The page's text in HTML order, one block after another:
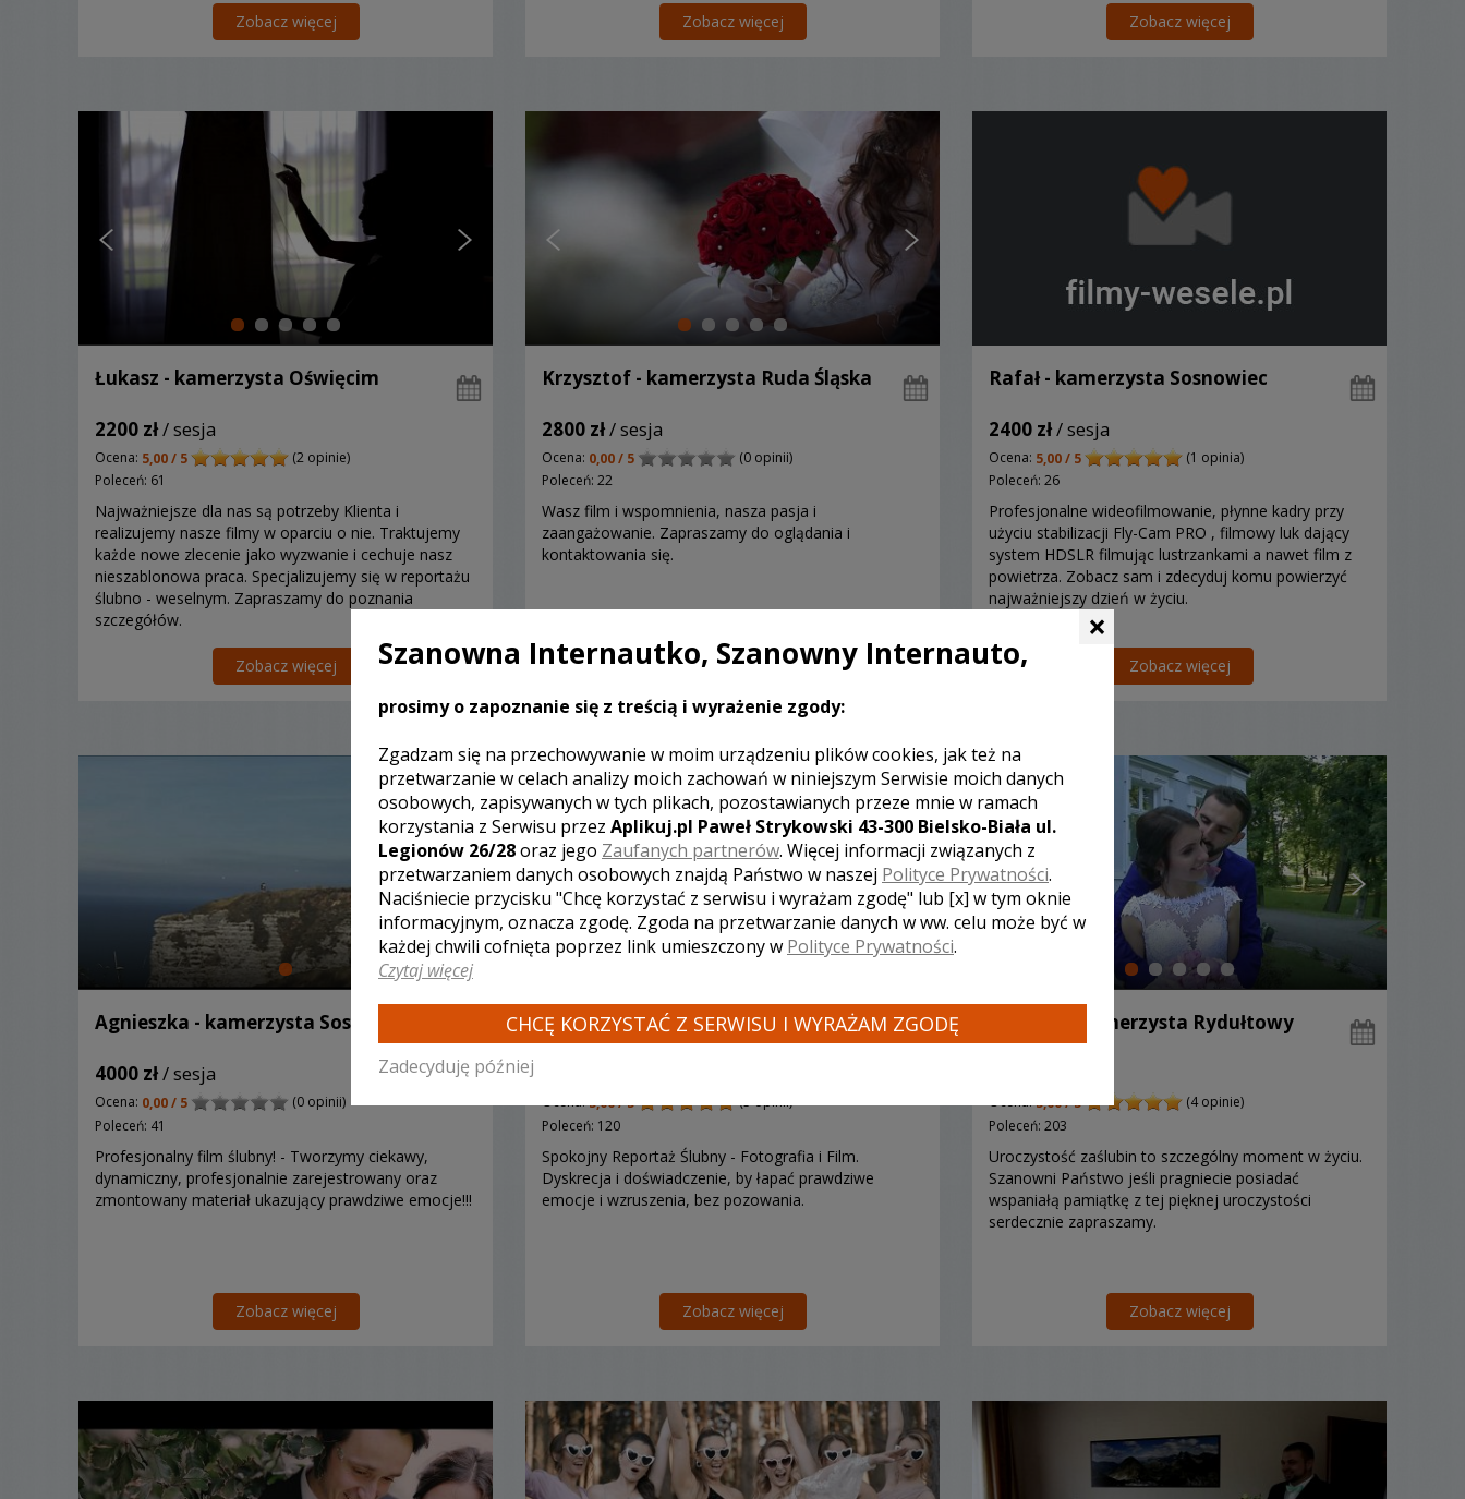
Zobacz więcej Zobacz więcej Zobacz więcej
Łukasz - kamerzysta Oświęcim
2200 zł/ sesja
Ocena: 5,00 / 5
(2 opinie)
Poleceń: 61
Najważniejsze dla nas są potrzeby Klienta i
realizujemy nasze filmy w oparciu o nie. Traktujemy
każde nowe zlecenie jako wyzwanie i cechuje nasz
nieszablonowa praca. Specjalizujemy się w reportażu
ślubno - weselnym. Zapraszamy do poznania
szczegółów.
Zobacz więcej
Krzysztof - kamerzysta Ruda Śląska
2800 zł/ sesja
Ocena: 0,00 / 5
(0 opinii)
Poleceń: 22
Wasz film i wspomnienia, nasza pasja i
zaangażowanie. Zapraszamy do oglądania i
kontaktowania się.
Zobacz więcej
Rafał - kamerzysta Sosnowiec
2400 zł/ sesja
Ocena: 5,00 / 5
(1 opinia)
Poleceń: 26
Profesjonalne wideofilmowanie, płynne kadry przy
użyciu stabilizacji Fly-Cam PRO , filmowy luk dający
system HDSLR filmując lustrzankami a nawet film z
powietrza. Zobacz sam i zdecyduj komu powierzyć
najważniejszy dzień w życiu.
Zobacz więcej
Agnieszka - kamerzysta Sosnowiec
4000 zł/ sesja
Ocena: 0,00 / 5
(0 opinii)
Poleceń: 41
Profesjonalny film ślubny! - Tworzymy ciekawy,
dynamiczny, profesjonalnie zarejestrowany oraz
zmontowany materiał ukazujący prawdziwe emocje!!!
Zobacz więcej
Michał - kamerzysta Sosnowiec
Ocena:5,00 / 5
(5 opinii)
Poleceń: 120
Spokojny Reportaż Ślubny - Fotografia i Film.
Dyskrecja i doświadczenie, by łapać prawdziwe
emocje i wzruszenia, bez pozowania.
Zobacz więcej
Ryszard - kamerzysta Rydułtowy
Ocena:5,00 / 5
(4 opinie)
Poleceń: 203
Uroczystość zaślubin to szczególny moment w życiu.
Szanowni Państwo jeśli pragniecie posiadać
wspaniałą pamiątkę z tej pięknej uroczystości
serdecznie zapraszamy.
Zobacz więcej
×
Szanowna Internautko, Szanowny Internauto,
prosimy o zapoznanie się z treścią i wyrażenie zgody:
Zgadzam się na przechowywanie w moim urządzeniu plików cookies, jak też na
przetwarzanie w celach analizy moich zachowań w niniejszym Serwisie moich danych
osobowych, zapisywanych w tych plikach, pozostawianych przeze mnie w ramach
korzystania z Serwisu przez Aplikuj.pl Paweł Strykowski 43-300 Bielsko-Biała ul.
Legionów 26/28oraz jego Zaufanych partnerów. Więcej informacji związanych z
przetwarzaniem danych osobowych znajdą Państwo w naszej Polityce Prywatności.
Naciśniecie przycisku "Chcę korzystać z serwisu i wyrażam zgodę" lub [x] w tym oknie
informacyjnym, oznacza zgodę. Zgoda na przetwarzanie danych w ww. celu może być w
każdej chwili cofnięta poprzez link umieszczony w Polityce Prywatności.
Czytaj więcej
CHCĘ KORZYSTAĆ Z SERWISU I WYRAŻAM ZGODĘ
Zadecyduję później